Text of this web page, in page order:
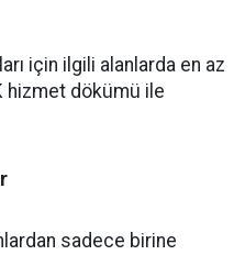
için ilgili alanlarda en az
hizmet dökümü ile
sadece birine